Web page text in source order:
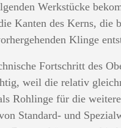
Werkstücke
Kanten des Kerns, die
Klinge
Fortschritt des
weil die relativ
Rohlinge für die
Standard- und